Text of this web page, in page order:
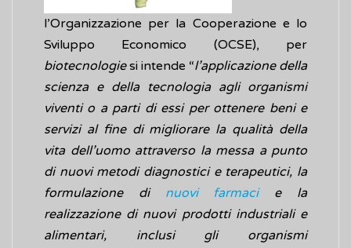
l’Organizzazione per la Cooperazione e lo
Sviluppo Economico (OCSE), per
biotecnologiesi intende “l’applicazione della
scienza e della tecnologia agli organismi
viventi o a parti di essi per ottenere beni e
servizi al fine di migliorare la qualità della
vita dell’uomo attraverso la messa a punto
di nuovi metodi diagnostici e terapeutici, la
formulazione di nuovi farmacie la
realizzazione di nuovi prodotti industriali e
alimentari, inclusi gli organismi